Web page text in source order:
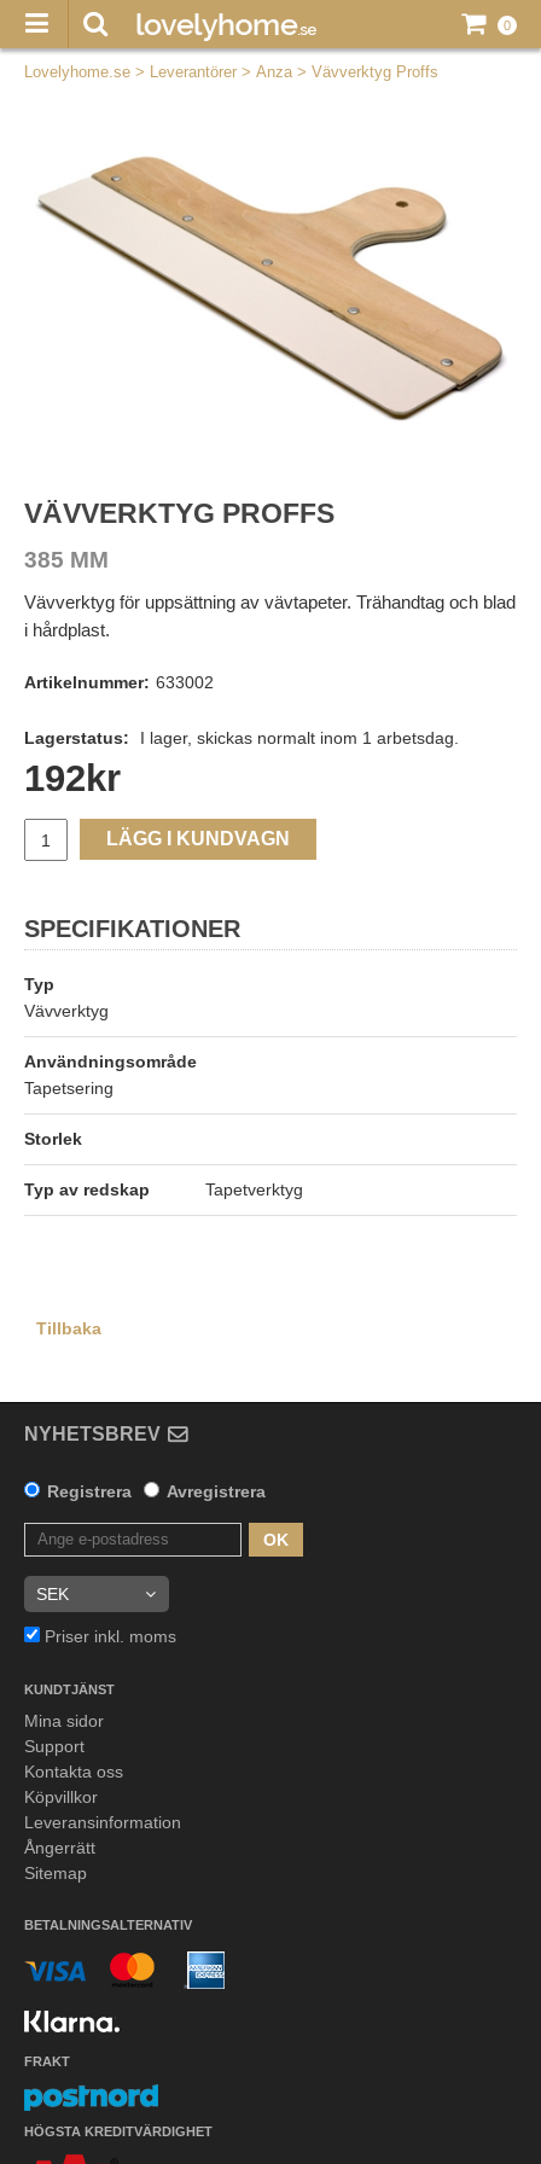
0
Lovelyhome.se > Leverantörer > Anza> Vävverktyg Proffs
VÄVVERKTYG PROFFS
385 MM
Vävverktyg för uppsättning av vävtapeter. Trähandtag och blad
i hårdplast.
Artikelnummer: 633002
Lagerstatus: I lager, skickas normalt inom 1 arbetsdag.
192 kr
LÄGG I KUNDVAGN
SPECIFIKATIONER
Typ
Vävverktyg
Användningsområde
Tapetsering
Storlek
Typ av redskap Tapetverktyg
Tillbaka
NYHETSBREV
Registrera Avregistrera
OK
Priser inkl. moms
KUNDTJÄNST
Mina sidor
Support
Kontakta oss
Köpvillkor
Leveransinformation
Ångerrätt
Sitemap
BETALNINGSALTERNATIV
FRAKT
HÖGSTA KREDITVÄRDIGHET